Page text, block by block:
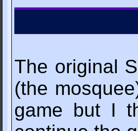
The original
(the
game but I